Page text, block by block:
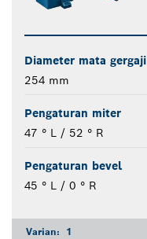
Diameter mata gergaji
254 mm
Pengaturan miter
47 ° L / 52 ° R
Pengaturan bevel
45 ° L / 0 ° R
Varian: 1